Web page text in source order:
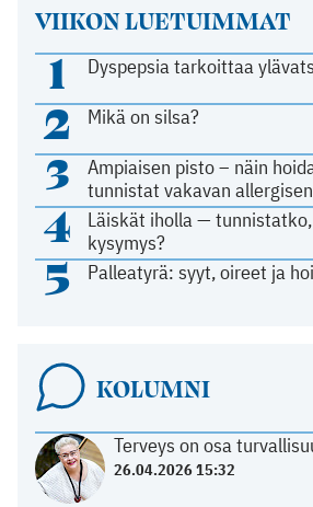
VIIKON LUETUIMMAT
1 Dyspepsia tarkoittaa
2 Mikä on silsa?
3
Ampiaisen pisto – näin
tunnistat vakavan
4
Läiskät iholla —
kysymys?
5 Palleatyrä: syyt, oireet ja
KOLUMNI
Terveys on osa
26.04.2026 15:32